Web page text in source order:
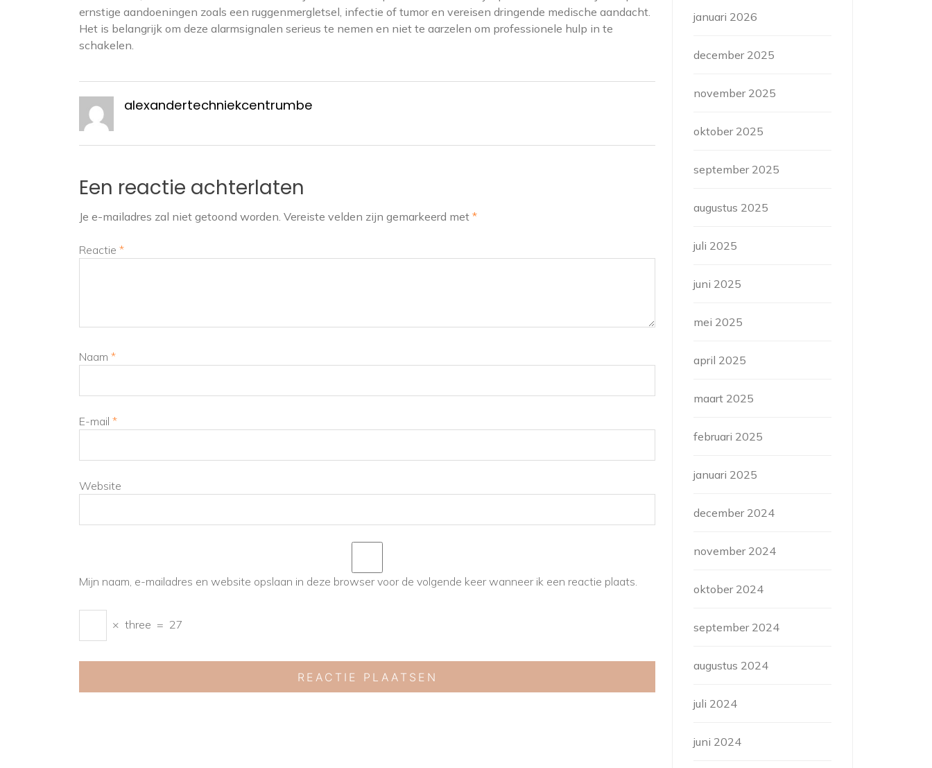
ernstige aandoeningen zoals een ruggenmergletsel, infectie of tumor en vereisen dringende medische aandacht.
Het is belangrijk om deze alarmsignalen serieus te nemen en niet te aarzelen om professionele hulp in te
schakelen.
alexandertechniekcentrumbe
Een reactie achterlaten
Je e-mailadres zal niet getoond worden. Vereiste velden zijn gemarkeerd met *
Reactie *
Naam *
E-mail *
Website
Mijn naam, e-mailadres en website opslaan in deze browser voor de volgende keer wanneer ik een reactie plaats.
× three = 27
januari 2026
december 2025
november 2025
oktober 2025
september 2025
augustus 2025
juli 2025
juni 2025
mei 2025
april 2025
maart 2025
februari 2025
januari 2025
december 2024
november 2024
oktober 2024
september 2024
augustus 2024
juli 2024
juni 2024